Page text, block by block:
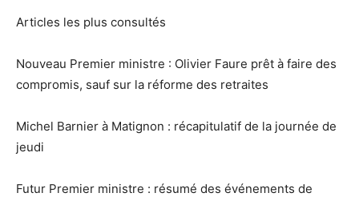
Articles les plus consultés
Nouveau Premier ministre : Olivier Faure prêt à faire des
compromis, sauf sur la réforme des retraites
Michel Barnier à Matignon : récapitulatif de la journée de
jeudi
Futur Premier ministre : résumé des événements de